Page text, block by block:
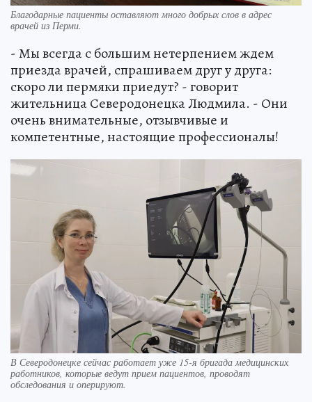
Благодарные пациенты оставляют много добрых слов в адрес
врачей из Перми.
- Мы всегда с большим нетерпением ждем
приезда врачей, спрашиваем друг у друга:
скоро ли пермяки приедут? - говорит
жительница Северодонецка Людмила. - Они
очень внимательные, отзывчивые и
компетентные, настоящие профессионалы!
В Северодонецке сейчас работает уже 15-я бригада медицинских
работников, которые ведут прием пациентов, проводят
обследования и оперируют.